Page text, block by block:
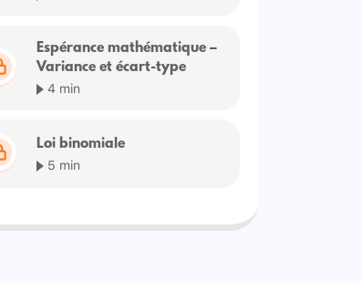
Espérance mathématique –
Variance et écart-type
4 min
Loi binomiale
5 min